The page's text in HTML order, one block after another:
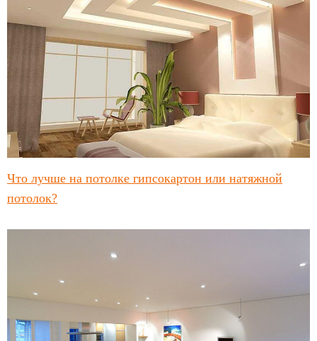
Что лучше на потолке гипсокартон или натяжной
потолок?